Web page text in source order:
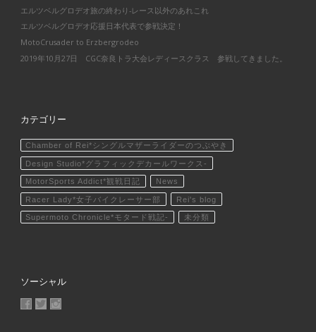
エルツベルグロデオ旅の終わり-レース以外のあれこれ
エルツベルグロデオ応援日本代表で参戦決定！
MotoCrusader to Erzbergrodeo
2019年10月27日 CGC奈良トラ大会レディースクラス 参戦してきました。
カテゴリー
Chamber of Rei*シングルマザーライダーのつぶやき
Design Studio*グラフィックデカールワークス-
MotorSports Addict*観戦日記 News
Racer Lady*女子バイクレーサー部 Rei's blog
Supermoto Chronicle*モタード戦記- 未分類
ソーシャル
MotoCrusader さんのプロフィールを Facebook で表示
@MotoCrusader さんのプロフィールを Twitter で表示